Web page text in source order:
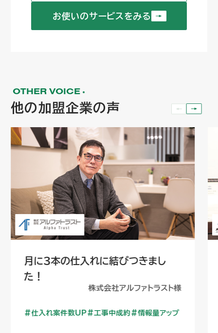
お使いのサービスをみる
OTHER VOICE
他の加盟企業の声
月に３本の仕入れに結びつきまし
た！
株式会社アルファトラスト様
仕入れ案件数UP 工事中成約 情報量アップ